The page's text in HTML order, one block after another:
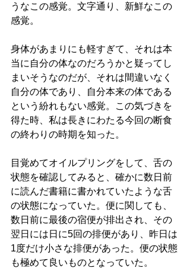
うなこの感覚。文字通り、新鮮なこの
感覚。
身体があまりにも軽すぎて、それは本
当に自分の体なのだろうかと疑ってし
まいそうなのだが、それは間違いなく
自分の体であり、自分本来の体である
という紛れもない感覚。この気づきを
得た時、私は長きにわたる今回の断食
の終わりの時期を知った。
目覚めてオイルプリングをして、舌の
状態を確認してみると、確かに数日前
に読んだ書籍に書かれていたような舌
の状態になっていた。便に関しても、
数日前に最後の宿便が排出され、その
翌日には日に5回の排便があり、昨日は
1度だけ小さな排便があった。便の状態
も極めて良いものとなっていた。